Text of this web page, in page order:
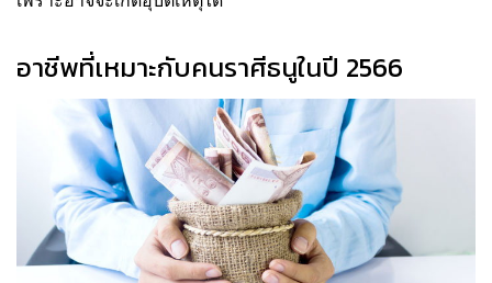
อาชีพที่เหมาะกับคนราศีธนูในปี 2566